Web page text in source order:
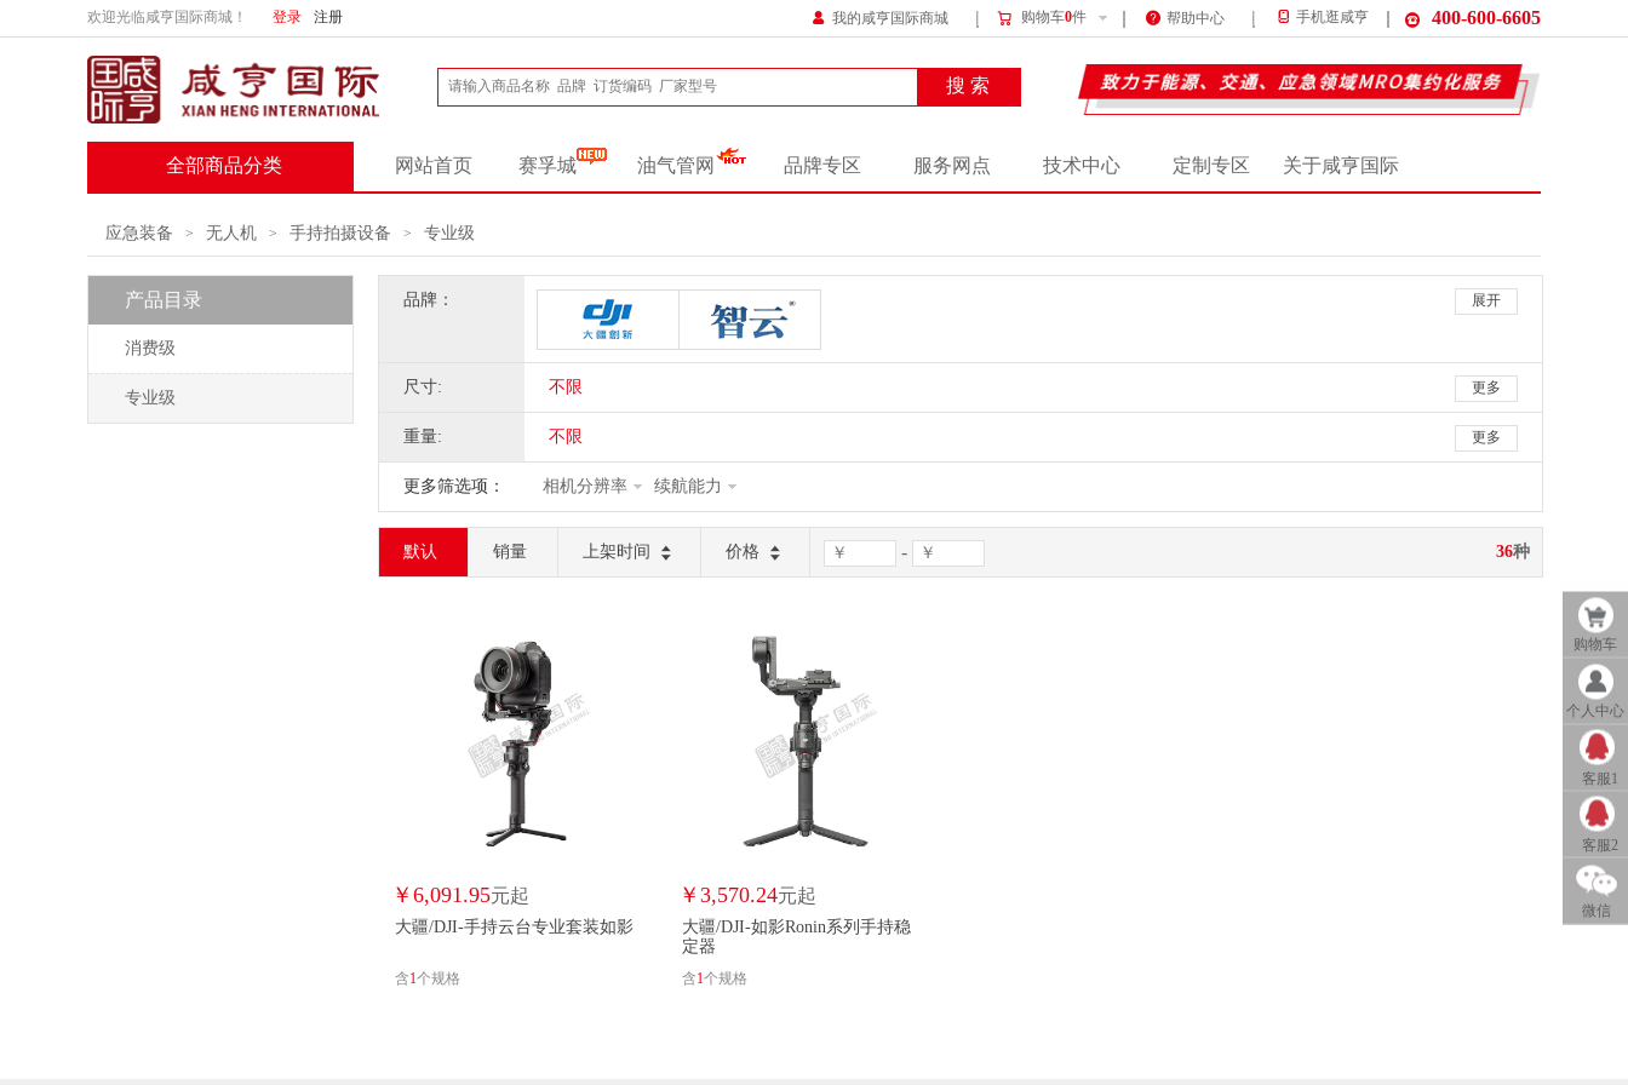
欢迎光临咸亨国际商城！ 登录 注册 我的咸亨国际商城 购物车0件 帮助中心 手机逛咸亨 400-600-6605
搜 索
全部商品分类 网站首页 赛孚城 油气管网 品牌专区 服务网点 技术中心 定制专区 关于咸亨国际
应急装备 > 无人机 > 手持拍摄设备 > 专业级
产品目录
消费级
专业级
品牌：
大疆/DJI
展开
尺寸: 不限 更多
重量: 不限 更多
更多筛选项： 相机分辨率 续航能力
默认 销量 上架时间 价格 - 36种
￥ 6,091.95元起
大疆/DJI-手持云台专业套装如影
含1个规格
￥ 3,570.24元起
大疆/DJI-如影Ronin系列手持稳
定器
含1个规格
购物车
个人中心
客服1
QQ客服
客服2
QQ客服
微信